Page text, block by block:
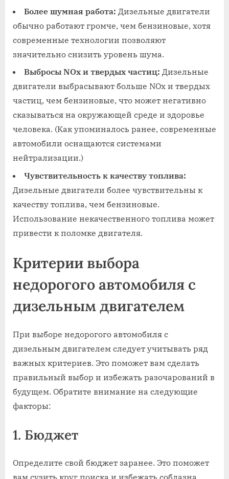
Более шумная работа: Дизельные двигатели
обычно работают громче, чем бензиновые, хотя
современные технологии позволяют
значительно снизить уровень шума.
Выбросы NOx и твердых частиц: Дизельные
двигатели выбрасывают больше NOx и твердых
частиц, чем бензиновые, что может негативно
сказываться на окружающей среде и здоровье
человека. (Как упоминалось ранее, современные
автомобили оснащаются системами
нейтрализации.)
Чувствительность к качеству топлива:
Дизельные двигатели более чувствительны к
качеству топлива, чем бензиновые.
Использование некачественного топлива может
привести к поломке двигателя.
Критерии выбора
недорогого автомобиля с
дизельным двигателем
При выборе недорогого автомобиля с
дизельным двигателем следует учитывать ряд
важных критериев. Это поможет вам сделать
правильный выбор и избежать разочарований в
будущем. Обратите внимание на следующие
факторы:
1. Бюджет
Определите свой бюджет заранее. Это поможет